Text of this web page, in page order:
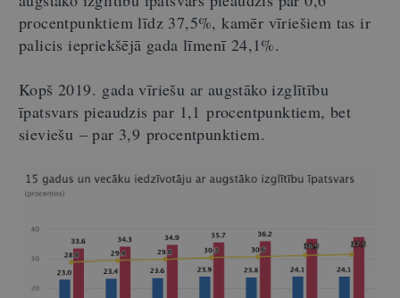
procentpunktiem līdz 37,5%, kamēr vīriešiem tas ir
palicis iepriekšējā gada līmenī 24,1%.
Kopš 2019. gada vīriešu ar augstāko izglītību
īpatsvars pieaudzis par 1,1 procentpunktiem, bet
sieviešu – par 3,9 procentpunktiem.